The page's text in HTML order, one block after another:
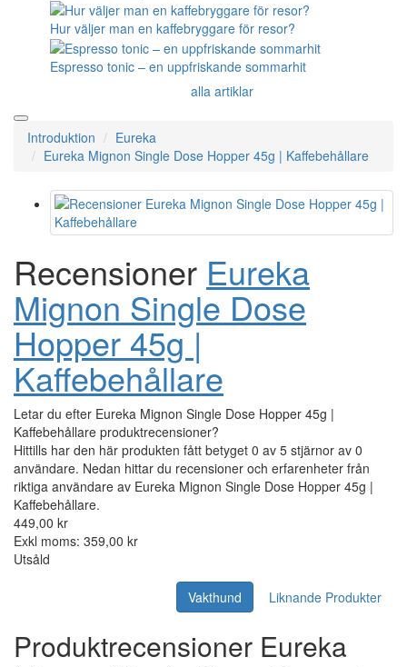
Hur väljer man en kaffebryggare för resor?
Espresso tonic – en uppfriskande sommarhit
alla artiklar
Introduktion
Eureka
Eureka Mignon Single Dose Hopper 45g | Kaffebehållare
Recensioner Eureka
Mignon Single Dose
Hopper 45g |
Kaffebehållare
Letar du efter Eureka Mignon Single Dose Hopper 45g |
Kaffebehållare produktrecensioner?
Hittills har den här produkten fått betyget 0 av 5 stjärnor av 0
användare. Nedan hittar du recensioner och erfarenheter från
riktiga användare av Eureka Mignon Single Dose Hopper 45g |
Kaffebehållare.
449,00 kr
Exkl moms: 359,00 kr
Utsåld
Vakthund Liknande Produkter
Produktrecensioner Eureka